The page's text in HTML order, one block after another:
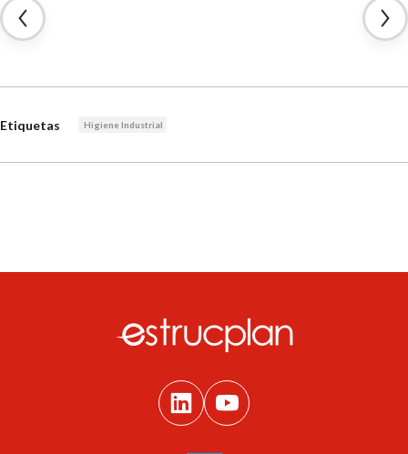
Etiquetas Higiene Industrial